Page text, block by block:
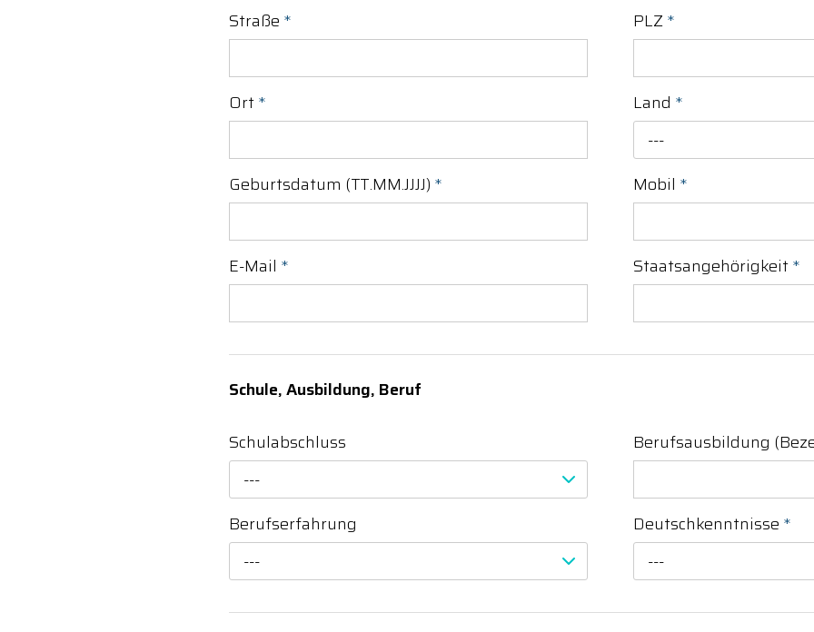
Straße * PLZ*
Ort* Land *
---
Geburtsdatum (TT.MM.JJJJ) * Mobil *
E-Mail * Staatsangehörigkeit*
Schule, Ausbildung, Beruf
Schulabschluss
---
Berufsausbildung
Berufserfahrung
---
Deutschkenntnisse *
---